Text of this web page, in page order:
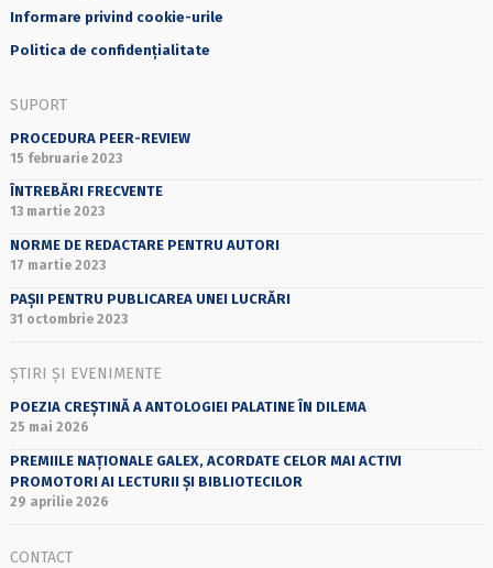
Informare privind cookie-urile
Politica de confidențialitate
SUPORT
PROCEDURA PEER-REVIEW
15 februarie 2023
ÎNTREBĂRI FRECVENTE
13 martie 2023
NORME DE REDACTARE PENTRU AUTORI
17 martie 2023
PAȘII PENTRU PUBLICAREA UNEI LUCRĂRI
31 octombrie 2023
ȘTIRI ȘI EVENIMENTE
POEZIA CREȘTINĂ A ANTOLOGIEI PALATINE ÎN DILEMA
25 mai 2026
PREMIILE NAȚIONALE GALEX, ACORDATE CELOR MAI ACTIVI
PROMOTORI AI LECTURII ȘI BIBLIOTECILOR
29 aprilie 2026
CONTACT